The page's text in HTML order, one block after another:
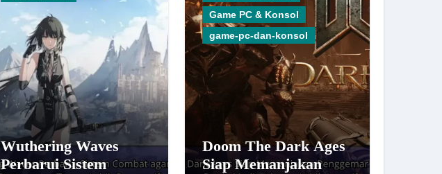
Wuthering Waves
Perbarui Sistem
Game PC & Konsol
game-pc-dan-konsol
Doom The Dark Ages
Siap Memanjakan